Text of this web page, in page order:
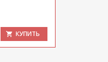
КУПИТЬ